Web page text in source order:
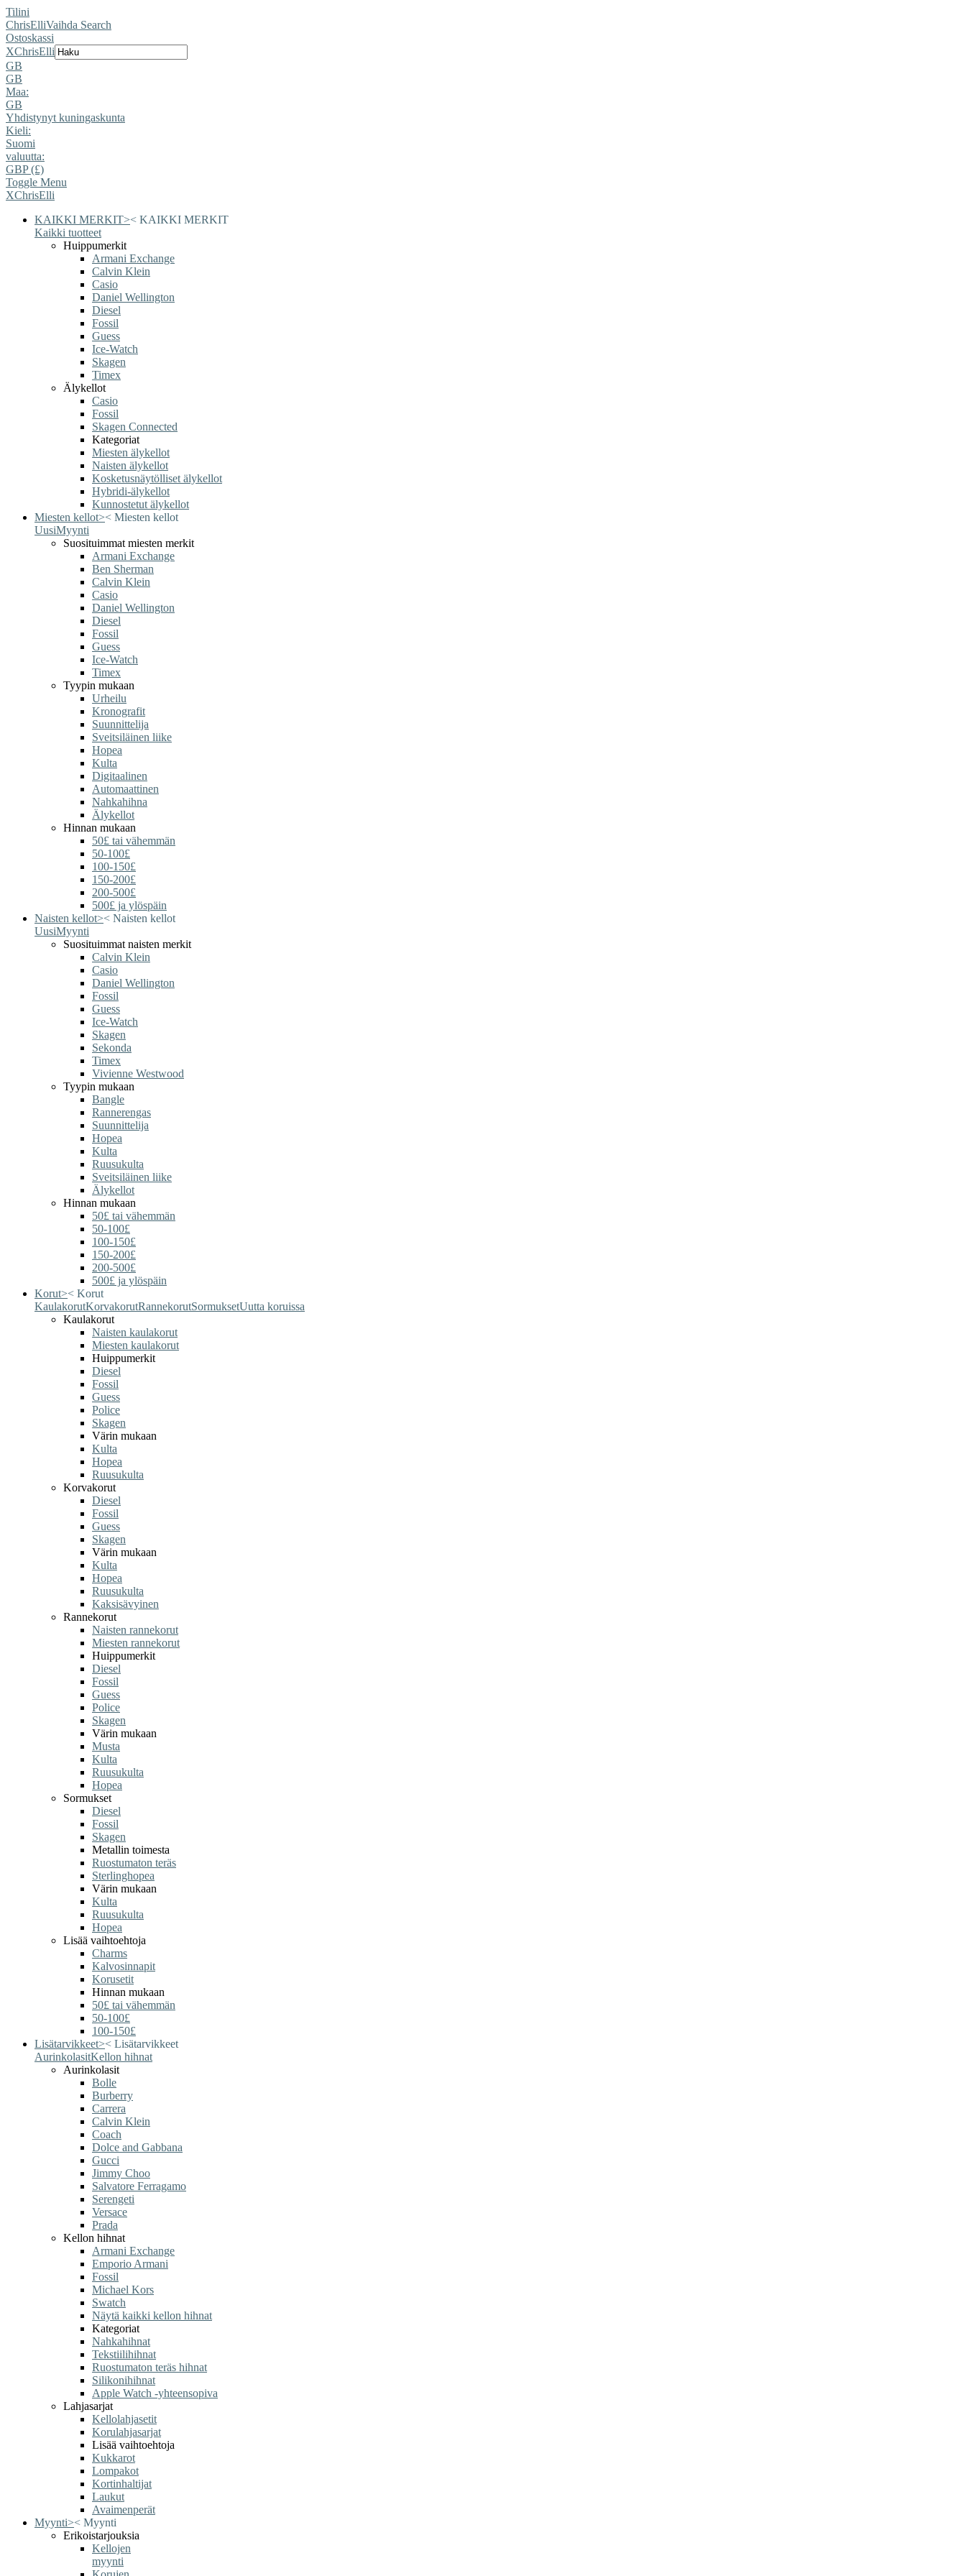
Tilini
ChrisElliVaihda Search
Ostoskassi
XChrisElli
GB
GB
Maa:
GB
Yhdistynyt kuningaskunta
Kieli:
Suomi
valuutta:
GBP (£)
Toggle Menu
XChrisElli
KAIKKI MERKIT>< KAIKKI MERKIT
Kaikki tuotteet
Huippumerkit
Armani Exchange
Calvin Klein
Casio
Daniel Wellington
Diesel
Fossil
Guess
Ice-Watch
Skagen
Timex
Älykellot
Casio
Fossil
Skagen Connected
Kategoriat
Miesten älykellot
Naisten älykellot
Kosketusnäytölliset älykellot
Hybridi-älykellot
Kunnostetut älykellot
Miesten kellot>< Miesten kellot
UusiMyynti
Suosituimmat miesten merkit
Armani Exchange
Ben Sherman
Calvin Klein
Casio
Daniel Wellington
Diesel
Fossil
Guess
Ice-Watch
Timex
Tyypin mukaan
Urheilu
Kronografit
Suunnittelija
Sveitsiläinen liike
Hopea
Kulta
Digitaalinen
Automaattinen
Nahkahihna
Älykellot
Hinnan mukaan
50£ tai vähemmän
50-100£
100-150£
150-200£
200-500£
500£ ja ylöspäin
Naisten kellot>< Naisten kellot
UusiMyynti
Suosituimmat naisten merkit
Calvin Klein
Casio
Daniel Wellington
Fossil
Guess
Ice-Watch
Skagen
Sekonda
Timex
Vivienne Westwood
Tyypin mukaan
Bangle
Rannerengas
Suunnittelija
Hopea
Kulta
Ruusukulta
Sveitsiläinen liike
Älykellot
Hinnan mukaan
50£ tai vähemmän
50-100£
100-150£
150-200£
200-500£
500£ ja ylöspäin
Korut>< Korut
KaulakorutKorvakorutRannekorutSormuksetUutta koruissa
Kaulakorut
Naisten kaulakorut
Miesten kaulakorut
Huippumerkit
Diesel
Fossil
Guess
Police
Skagen
Värin mukaan
Kulta
Hopea
Ruusukulta
Korvakorut
Diesel
Fossil
Guess
Skagen
Värin mukaan
Kulta
Hopea
Ruusukulta
Kaksisävyinen
Rannekorut
Naisten rannekorut
Miesten rannekorut
Huippumerkit
Diesel
Fossil
Guess
Police
Skagen
Värin mukaan
Musta
Kulta
Ruusukulta
Hopea
Sormukset
Diesel
Fossil
Skagen
Metallin toimesta
Ruostumaton teräs
Sterlinghopea
Värin mukaan
Kulta
Ruusukulta
Hopea
Lisää vaihtoehtoja
Charms
Kalvosinnapit
Korusetit
Hinnan mukaan
50£ tai vähemmän
50-100£
100-150£
Lisätarvikkeet>< Lisätarvikkeet
AurinkolasitKellon hihnat
Aurinkolasit
Bolle
Burberry
Carrera
Calvin Klein
Coach
Dolce and Gabbana
Gucci
Jimmy Choo
Salvatore Ferragamo
Serengeti
Versace
Prada
Kellon hihnat
Armani Exchange
Emporio Armani
Fossil
Michael Kors
Swatch
Näytä kaikki kellon hihnat
Kategoriat
Nahkahihnat
Tekstiilihihnat
Ruostumaton teräs hihnat
Silikonihihnat
Apple Watch -yhteensopiva
Lahjasarjat
Kellolahjasetit
Korulahjasarjat
Lisää vaihtoehtoja
Kukkarot
Lompakot
Kortinhaltijat
Laukut
Avaimenperät
Myynti>< Myynti
Erikoistarjouksia
Kellojen
myynti